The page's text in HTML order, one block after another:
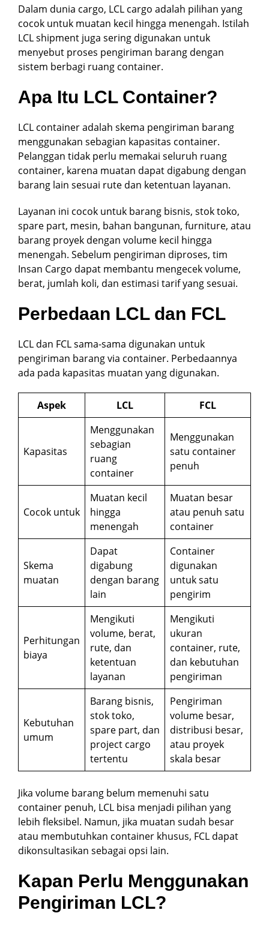
Dalam dunia cargo, LCL cargo adalah pilihan yang
cocok untuk muatan kecil hingga menengah. Istilah
LCL shipment juga sering digunakan untuk
menyebut proses pengiriman barang dengan
sistem berbagi ruang container.
Apa Itu LCL Container?
LCL container adalah skema pengiriman barang
menggunakan sebagian kapasitas container.
Pelanggan tidak perlu memakai seluruh ruang
container, karena muatan dapat digabung dengan
barang lain sesuai rute dan ketentuan layanan.
Layanan ini cocok untuk barang bisnis, stok toko,
spare part, mesin, bahan bangunan, furniture, atau
barang proyek dengan volume kecil hingga
menengah. Sebelum pengiriman diproses, tim
Insan Cargo dapat membantu mengecek volume,
berat, jumlah koli, dan estimasi tarif yang sesuai.
Perbedaan LCL dan FCL
LCL dan FCL sama-sama digunakan untuk
pengiriman barang via container. Perbedaannya
ada pada kapasitas muatan yang digunakan.
Aspek LCL FCL
Kapasitas
Menggunakan
sebagian
ruang
container
Menggunakan
satu container
penuh
Cocok untuk
Muatan kecil
hingga
menengah
Muatan besar
atau penuh satu
container
Skema
muatan
Dapat
digabung
dengan barang
lain
Container
digunakan
untuk satu
pengirim
Perhitungan
biaya
Mengikuti
volume, berat,
rute, dan
ketentuan
layanan
Mengikuti
ukuran
container, rute,
dan kebutuhan
pengiriman
Kebutuhan
umum
Barang bisnis,
stok toko,
spare part, dan
project cargo
tertentu
Pengiriman
volume besar,
distribusi besar,
atau proyek
skala besar
Jika volume barang belum memenuhi satu
container penuh, LCL bisa menjadi pilihan yang
lebih fleksibel. Namun, jika muatan sudah besar
atau membutuhkan container khusus, FCL dapat
dikonsultasikan sebagai opsi lain.
Kapan Perlu Menggunakan
Pengiriman LCL?